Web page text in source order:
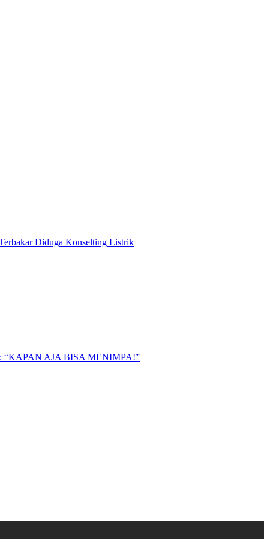
Diduga Konselting Listrik
AJA BISA MENIMPA!”